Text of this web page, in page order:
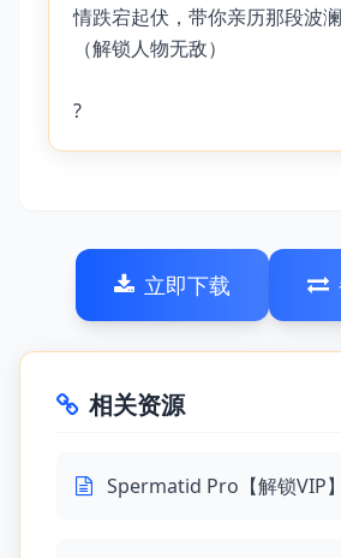
情跌宕起伏，带你亲历那段波澜
（解锁人物无敌）
?
立即下载
相关资源
Spermatid Pro【解锁VIP